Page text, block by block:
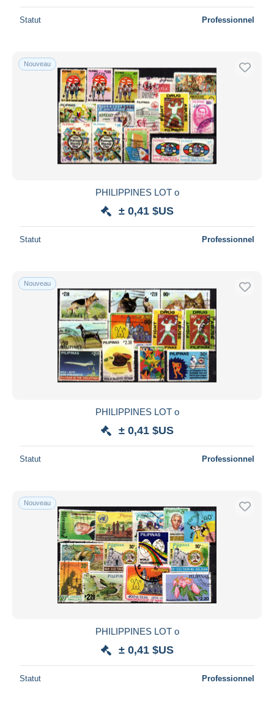
Statut Professionnel
Nouveau
PHILIPPINES LOT o
± 0,41 $US
Statut Professionnel
Nouveau
PHILIPPINES LOT o
± 0,41 $US
Statut Professionnel
Nouveau
PHILIPPINES LOT o
± 0,41 $US
Statut Professionnel